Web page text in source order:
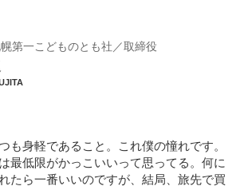
幌第一こどものとも社／取締役
も身軽であること。これ僕の憧れです。
最低限がかっこいいって思ってる。何に
たら一番いいのですが、結局、旅先で買